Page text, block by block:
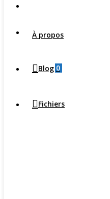
À propos
Blog 0
Fichiers